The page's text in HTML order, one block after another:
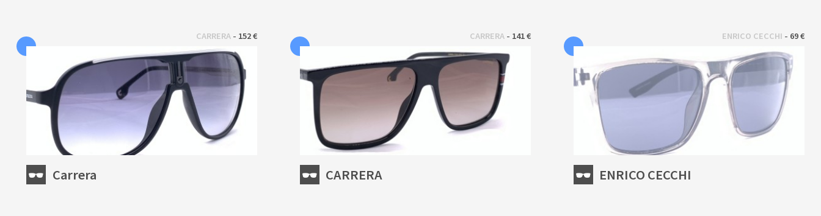
CARRERA - 152 €
Carrera
CARRERA - 141 €
CARRERA
ENRICO CECCHI - 69 €
ENRICO CECCHI